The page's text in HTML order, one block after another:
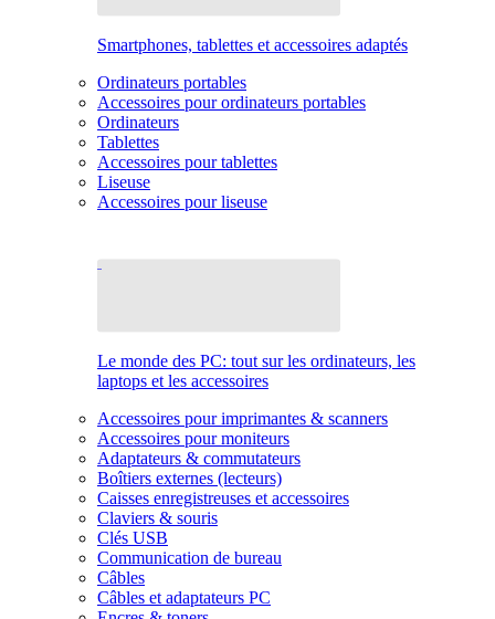
Smartphones, tablettes et accessoires adaptés
Ordinateurs portables
Accessoires pour ordinateurs portables
Ordinateurs
Tablettes
Accessoires pour tablettes
Liseuse
Accessoires pour liseuse
Le monde des PC: tout sur les ordinateurs, les
laptops et les accessoires
Accessoires pour imprimantes & scanners
Accessoires pour moniteurs
Adaptateurs & commutateurs
Boîtiers externes (lecteurs)
Caisses enregistreuses et accessoires
Claviers & souris
Clés USB
Communication de bureau
Câbles
Câbles et adaptateurs PC